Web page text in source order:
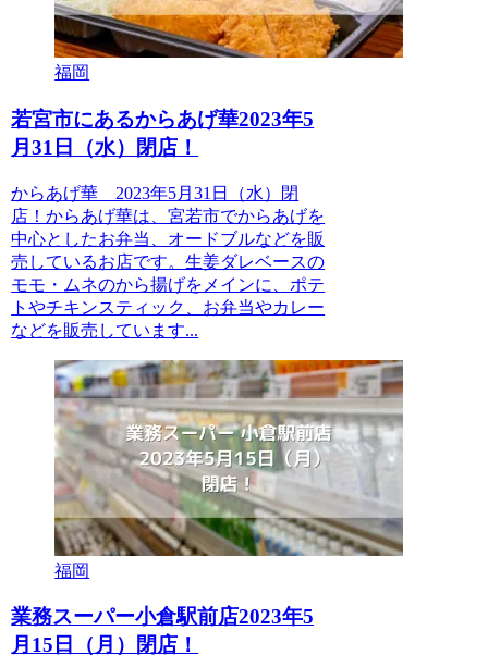
福岡
若宮市にあるからあげ華2023年5
月31日（水）閉店！
からあげ華 2023年5月31日（水）閉
店！からあげ華は、宮若市でからあげを
中心としたお弁当、オードブルなどを販
売しているお店です。生姜ダレベースの
モモ・ムネのから揚げをメインに、ポテ
トやチキンスティック、お弁当やカレー
などを販売しています...
福岡
業務スーパー小倉駅前店2023年5
月15日（月）閉店！